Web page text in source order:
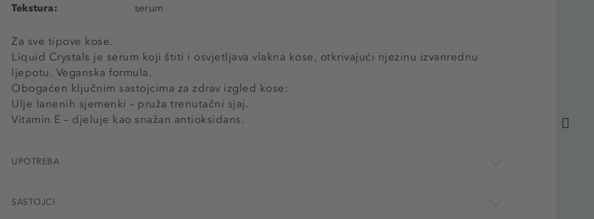
Za sve tipove kose.
Liquid Crystals je serum koji štiti i osvjetljava vlakna kose, otkrivajući njezinu izvanrednu
ljepotu. Veganska formula.
Obogaćen ključnim sastojcima za zdrav izgled kose:
Ulje lanenih sjemenki – pruža trenutačni sjaj.
Vitamin E – djeluje kao snažan antioksidans.
Tekstura:
serum
UPOTREBA
SASTOJCI